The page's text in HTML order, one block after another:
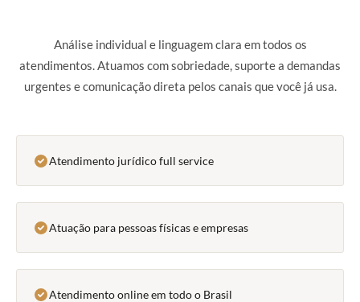
Análise individual e linguagem clara em todos os
atendimentos. Atuamos com sobriedade, suporte a demandas
urgentes e comunicação direta pelos canais que você já usa.
Atendimento jurídico full service
Atuação para pessoas físicas e empresas
Atendimento online em todo o Brasil